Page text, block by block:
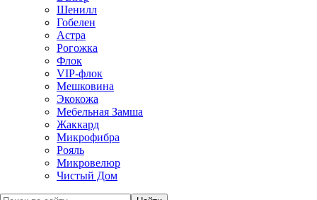
Шенилл
Гобелен
Астра
Рогожка
Флок
VIP-флок
Мешковина
Экокожа
Мебельная Замша
Жаккард
Микрофибра
Рояль
Микровелюр
Чистый Дом